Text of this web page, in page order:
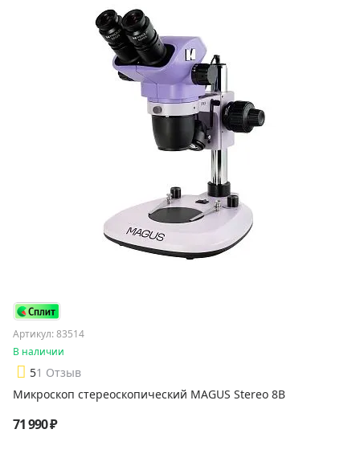
Артикул: 83514
В наличии
51 Отзыв
Микроскоп стереоскопический MAGUS Stereo 8B
71 990 ₽